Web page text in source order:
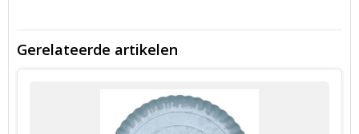
Gerelateerde artikelen